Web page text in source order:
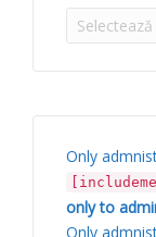
Arhive
Only
only to
Only